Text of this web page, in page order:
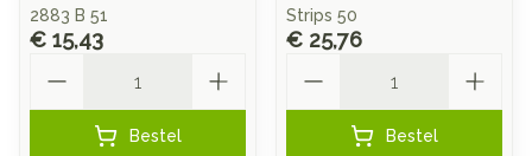
2883 B 51
€ 15,43
Bestel
Strips 50
€ 25,76
Bestel